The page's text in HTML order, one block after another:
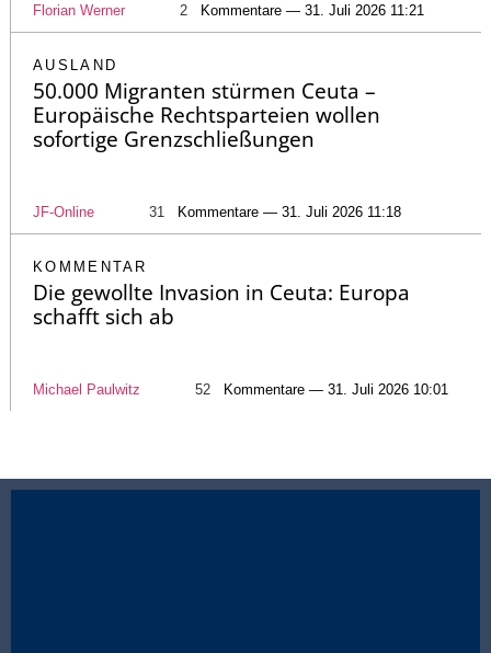
Florian Werner 2 Kommentare — 31. Juli 2026 11:21
AUSLAND
50.000 Migranten stürmen Ceuta –
Europäische Rechtsparteien wollen
sofortige Grenzschließungen
JF-Online 31 Kommentare — 31. Juli 2026 11:18
KOMMENTAR
Die gewollte Invasion in Ceuta: Europa
schafft sich ab
Michael Paulwitz 52 Kommentare — 31. Juli 2026 10:01